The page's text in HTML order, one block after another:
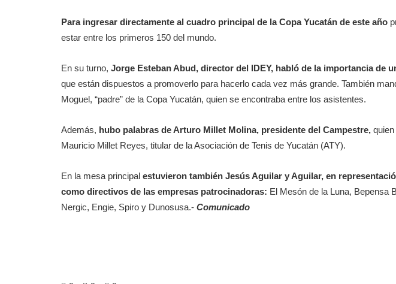
Para ingresar directamente al cuadro principal de la Copa Yucatán de este año
estar entre los primeros 150 del mundo.
En su turno, Jorge Esteban Abud, director del IDEY, habló de la importancia de
que están dispuestos a promoverlo para hacerlo cada vez más grande. También
Moguel, “padre” de la Copa Yucatán, quien se encontraba entre los asistentes.
Además, hubo palabras de Arturo Millet Molina, presidente del Campestre,
Mauricio Millet Reyes, titular de la Asociación de Tenis de Yucatán (ATY).
En la mesa principal estuvieron también Jesús Aguilar y Aguilar, en
como directivos de las empresas patrocinadoras: El Mesón de la Luna, Bepensa
Nergic, Engie, Spiro y Dunosusa.- Comunicado